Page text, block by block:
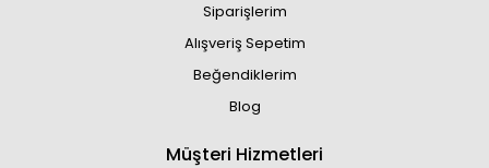
Siparişlerim
Alışveriş Sepetim
Beğendiklerim
Blog
Müşteri Hizmetleri